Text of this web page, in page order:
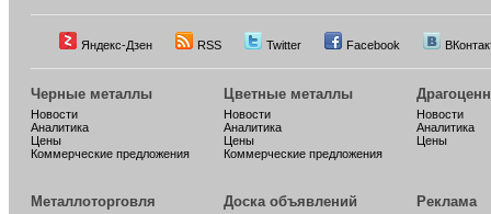
Яндекс-Дзен RSS Twitter Facebook
Черные металлы
Новости
Аналитика
Цены
Коммерческие предложения
Цветные металлы
Новости
Аналитика
Цены
Коммерческие предложения
Новости
Аналитика
Цены
Металлоторговля Доска объявлений Реклама